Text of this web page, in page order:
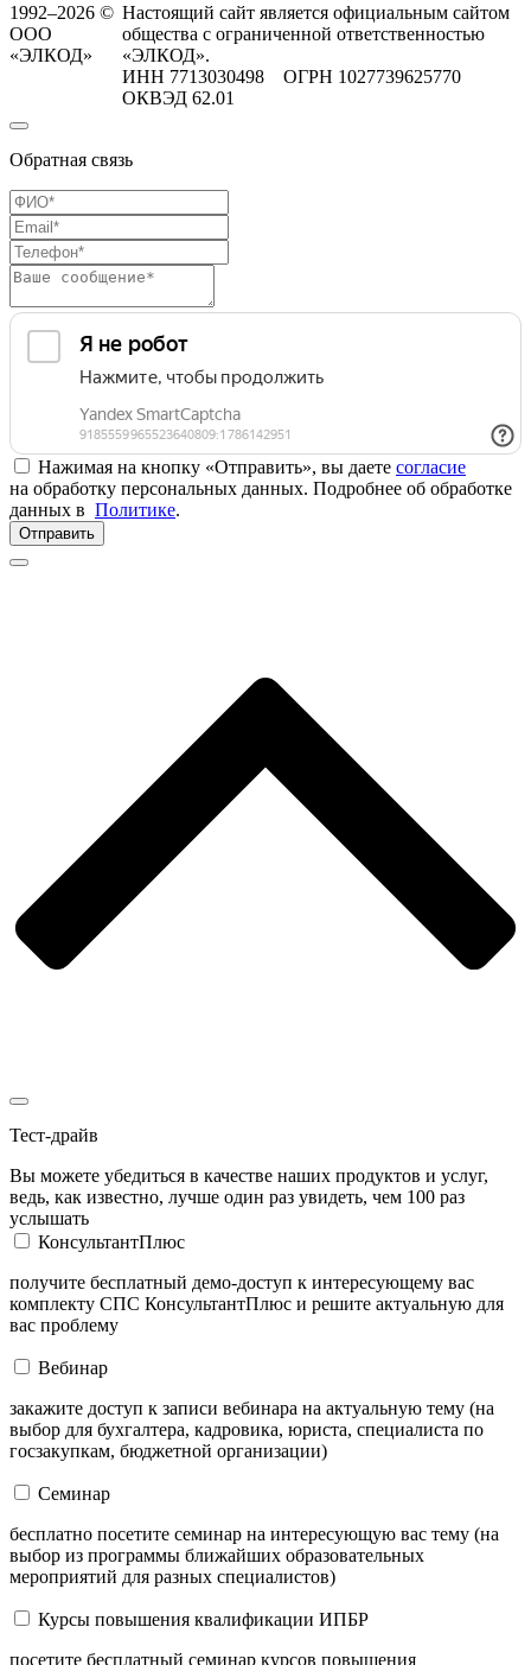
1992–2026 ©
ООО
«ЭЛКОД»
Настоящий сайт является официальным сайтом
общества с ограниченной ответственностью
«ЭЛКОД».
ИНН 7713030498 ОГРН 1027739625770
ОКВЭД 62.01
Обратная связь
Нажимая на кнопку «Отправить», вы даете согласие
на обработку персональных данных. Подробнее об обработке
данных в Политике.
Отправить
Тест-драйв
Вы можете убедиться в качестве наших продуктов и услуг,
ведь, как известно, лучше один раз увидеть, чем 100 раз
услышать
КонсультантПлюс
получите бесплатный демо-доступ к интересующему вас
комплекту СПС КонсультантПлюс и решите актуальную для
вас проблему
Вебинар
закажите доступ к записи вебинара на актуальную тему (на
выбор для бухгалтера, кадровика, юриста, специалиста по
госзакупкам, бюджетной организации)
Семинар
бесплатно посетите семинар на интересующую вас тему (на
выбор из программы ближайших образовательных
мероприятий для разных специалистов)
Курсы повышения квалификации ИПБР
посетите бесплатный семинар курсов повышения